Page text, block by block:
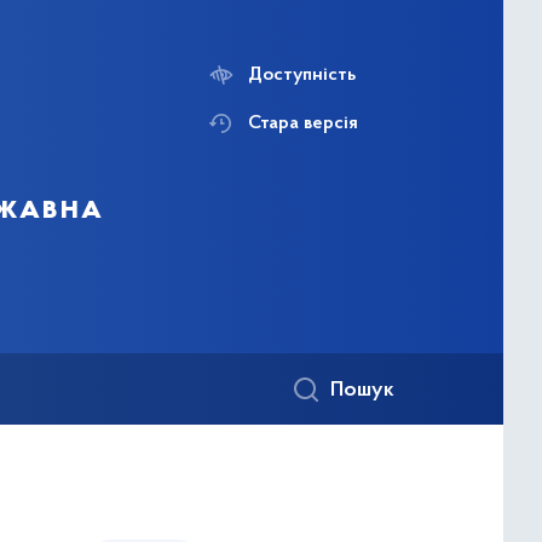
Доступність
Стара версія
Пошук